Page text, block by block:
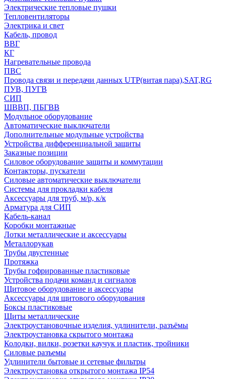
Электрические тепловые пушки
Тепловентиляторы
Электрика и свет
Кабель, провод
ВВГ
КГ
Нагревательные провода
ПВС
Провода связи и передачи данных UTP(витая пара),SAT,RG
ПУВ, ПУГВ
СИП
ШВВП, ПБГВВ
Модульное оборудование
Автоматические выключатели
Дополнительные модульные устройства
Устройства дифференциальной защиты
Заказные позиции
Силовое оборудование защиты и коммутации
Контакторы, пускатели
Силовые автоматические выключатели
Системы для прокладки кабеля
Аксессуары для труб, м/р, к/к
Арматура для СИП
Кабель-канал
Коробки монтажные
Лотки металлические и аксессуары
Металлорукав
Трубы двустенные
Протяжка
Трубы гофрированные пластиковые
Устройства подачи команд и сигналов
Щитовое оборудование и аксессуары
Аксессуары для щитового оборудования
Боксы пластиковые
Щиты металлические
Электроустановочные изделия, удлинители, разъёмы
Электроустановка скрытого монтажа
Колодки, вилки, розетки каучук и пластик, тройники
Силовые разъемы
Удлинители бытовые и сетевые фильтры
Электроустановка открытого монтажа IP54